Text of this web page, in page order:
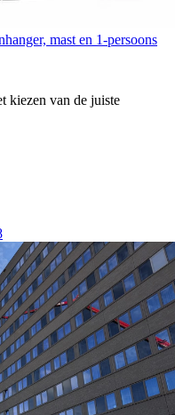
mast en 1-persoons
kiezen van de juiste